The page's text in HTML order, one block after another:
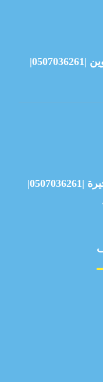
شركة تعقيم منازل في ام القيوين |0507036261|
شركة مكافحة الثعابين في الفجيرة |0507036261|